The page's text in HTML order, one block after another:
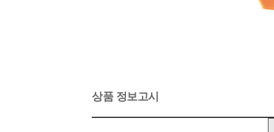
상품 정보고시